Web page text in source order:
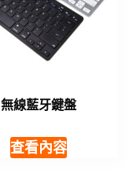
無線藍牙鍵盤
查看內容